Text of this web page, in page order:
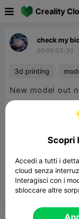
Creality
check my
00:00 03-30
3d printing
New model out
dog's sign' is a
because I was
I'm
1.81MB
 Segnala
Scopri
Accedi a tutti i
cloud senza
Interagisci con i
sbloccare altre